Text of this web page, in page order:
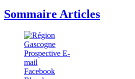
Sommaire Articles